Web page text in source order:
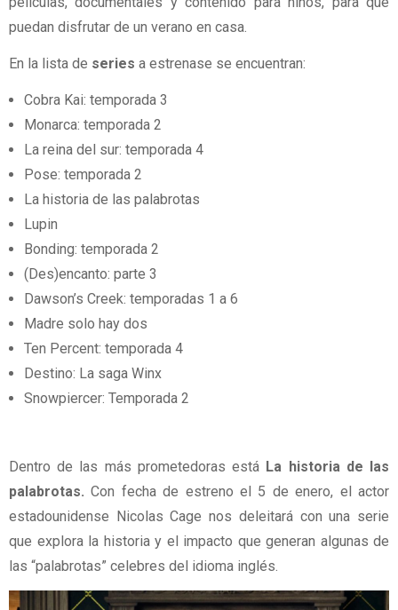
puedan disfrutar de un verano en casa.
En la lista de series a estrenase se encuentran:
Cobra Kai: temporada 3
Monarca: temporada 2
La reina del sur: temporada 4
Pose: temporada 2
La historia de las palabrotas
Lupin
Bonding: temporada 2
(Des)encanto: parte 3
Dawson’s Creek: temporadas 1 a 6
Madre solo hay dos
Ten Percent: temporada 4
Destino: La saga Winx
Snowpiercer: Temporada 2
Dentro de las más prometedoras está La historia de las
palabrotas. Con fecha de estreno el 5 de enero, el actor
estadounidense Nicolas Cage nos deleitará con una serie
que explora la historia y el impacto que generan algunas de
las “palabrotas” celebres del idioma inglés.